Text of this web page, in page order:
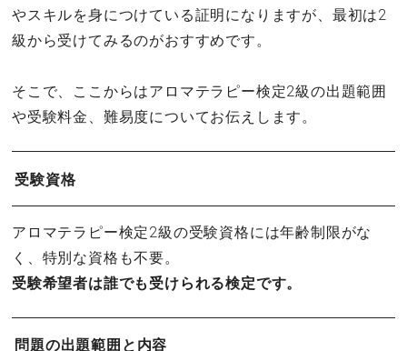
やスキルを身につけている証明になりますが、最初は2
級から受けてみるのがおすすめです。
そこで、ここからはアロマテラピー検定2級の出題範囲
や受験料金、難易度についてお伝えします。
受験資格
アロマテラピー検定2級の受験資格には年齢制限がな
く、特別な資格も不要。
受験希望者は誰でも受けられる検定です。
問題の出題範囲と内容